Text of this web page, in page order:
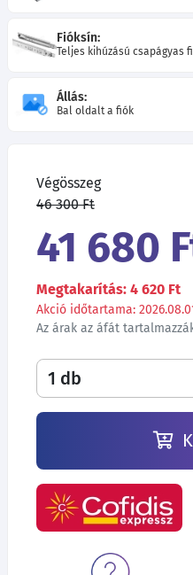
Fióksín:
Teljes kihúzású csapágyas
Állás:
Bal oldalt a fiók
Végösszeg
46 300 Ft
41 680
Megtakarítás: 4 620 Ft
Akció időtartama:
Az árak az áfát